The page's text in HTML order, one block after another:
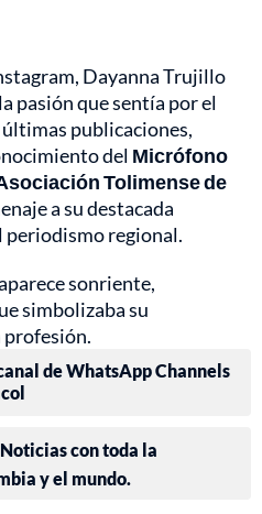
Dayanna Trujillo
pasión que sentía por el
publicaciones,
del Micrófono
Tolimense de
a su destacada
regional.
sonriente,
simbolizaba su
profesión.
de WhatsApp Channels
con toda la
y el mundo.